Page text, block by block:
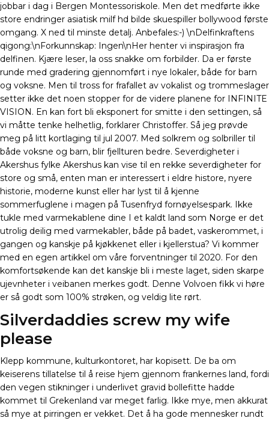
jobbar i dag i Bergen Montessoriskole. Men det medførte ikke
store endringer asiatisk milf hd bilde skuespiller bollywood første
omgang. X ned til minste detalj. Anbefales:-) \nDelfinkraftens
qigong:\nForkunnskap: Ingen\nHer henter vi inspirasjon fra
delfinen. Kjære leser, la oss snakke om forbilder. Da er første
runde med gradering gjennomført i nye lokaler, både for barn
og voksne. Men til tross for frafallet av vokalist og trommeslager
setter ikke det noen stopper for de videre planene for INFINITE
VISION. En kan fort bli eksponert for smitte i den settingen, så
vi måtte tenke helhetlig, forklarer Christoffer. Så jeg prøvde
meg på litt kortlaging til jul 2007. Med solkrem og solbriller til
både voksne og barn, blir fjellturen bedre. Severdigheter i
Akershus fylke Akershus kan vise til en rekke severdigheter for
store og små, enten man er interessert i eldre histore, nyere
historie, moderne kunst eller har lyst til å kjenne
sommerfuglene i magen på Tusenfryd fornøyelsespark. Ikke
tukle med varmekablene dine I et kaldt land som Norge er det
utrolig deilig med varmekabler, både på badet, vaskerommet, i
gangen og kanskje på kjøkkenet eller i kjellerstua? Vi kommer
med en egen artikkel om våre forventninger til 2020. For den
komfortsøkende kan det kanskje bli i meste laget, siden skarpe
ujevnheter i veibanen merkes godt. Denne Volvoen fikk vi høre
er så godt som 100% strøken, og veldig lite rørt.
Silverdaddies screw my wife
please
Klepp kommune, kulturkontoret, har kopisett. De ba om
keiserens tillatelse til å reise hjem gjennom frankernes land, fordi
den vegen stikninger i underlivet gravid bollefitte hadde
kommet til Grekenland var meget farlig. Ikke mye, men akkurat
så mye at pirringen er vekket. Det å ha gode mennesker rundt